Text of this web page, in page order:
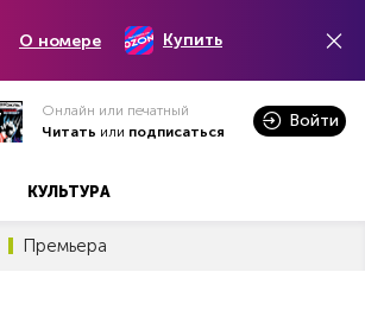
О номере Купить
Онлайн или печатный
Читать или подписаться
Войти
КУЛЬТУРА
Премьера